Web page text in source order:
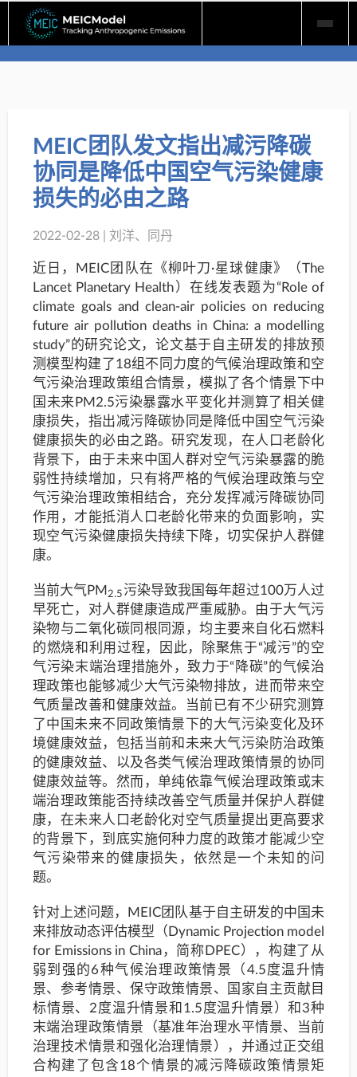
content
MEIC团队发文指出减污降碳
协同是降低中国空气污染健康
损失的必由之路
2022-02-28 | 刘洋、同丹
近日，MEIC团队在《柳叶刀·星球健康》（The
Lancet Planetary Health）在线发表题为“Role of
climate goals and clean-air policies on reducing
future air pollution deaths in China: a modelling
study”的研究论文，论文基于自主研发的排放预
测模型构建了18组不同力度的气候治理政策和空
气污染治理政策组合情景，模拟了各个情景下中
国未来PM2.5污染暴露水平变化并测算了相关健
康损失，指出减污降碳协同是降低中国空气污染
健康损失的必由之路。研究发现，在人口老龄化
背景下，由于未来中国人群对空气污染暴露的脆
弱性持续增加，只有将严格的气候治理政策与空
气污染治理政策相结合，充分发挥减污降碳协同
作用，才能抵消人口老龄化带来的负面影响，实
现空气污染健康损失持续下降，切实保护人群健
康。
当前大气PM 2.5 污染导致我国每年超过100万人过
早死亡，对人群健康造成严重威胁。由于大气污
染物与二氧化碳同根同源，均主要来自化石燃料
的燃烧和利用过程，因此，除聚焦于“减污”的空
气污染末端治理措施外，致力于“降碳”的气候治
理政策也能够减少大气污染物排放，进而带来空
气质量改善和健康效益。当前已有不少研究测算
了中国未来不同政策情景下的大气污染变化及环
境健康效益，包括当前和未来大气污染防治政策
的健康效益、以及各类气候治理政策情景的协同
健康效益等。然而，单纯依靠气候治理政策或末
端治理政策能否持续改善空气质量并保护人群健
康，在未来人口老龄化对空气质量提出更高要求
的背景下，到底实施何种力度的政策才能减少空
气污染带来的健康损失，依然是一个未知的问
题。
针对上述问题，MEIC团队基于自主研发的中国未
来排放动态评估模型（Dynamic Projection model
for Emissions in China，简称DPEC），构建了从
弱到强的6种气候治理政策情景（4.5度温升情
景、参考情景、保守政策情景、国家自主贡献目
标情景、2度温升情景和1.5度温升情景）和3种
末端治理政策情景（基准年治理水平情景、当前
治理技术情景和强化治理情景），并通过正交组
合构建了包含18个情景的减污降碳政策情景矩